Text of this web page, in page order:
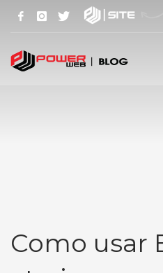
Como usar